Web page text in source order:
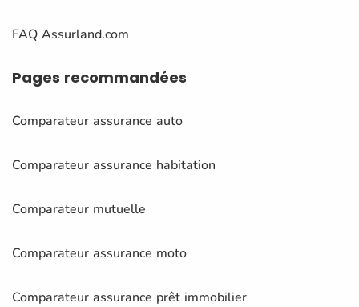
FAQ Assurland.com
Pages recommandées
Comparateur assurance auto
Comparateur assurance habitation
Comparateur mutuelle
Comparateur assurance moto
Comparateur assurance prêt immobilier